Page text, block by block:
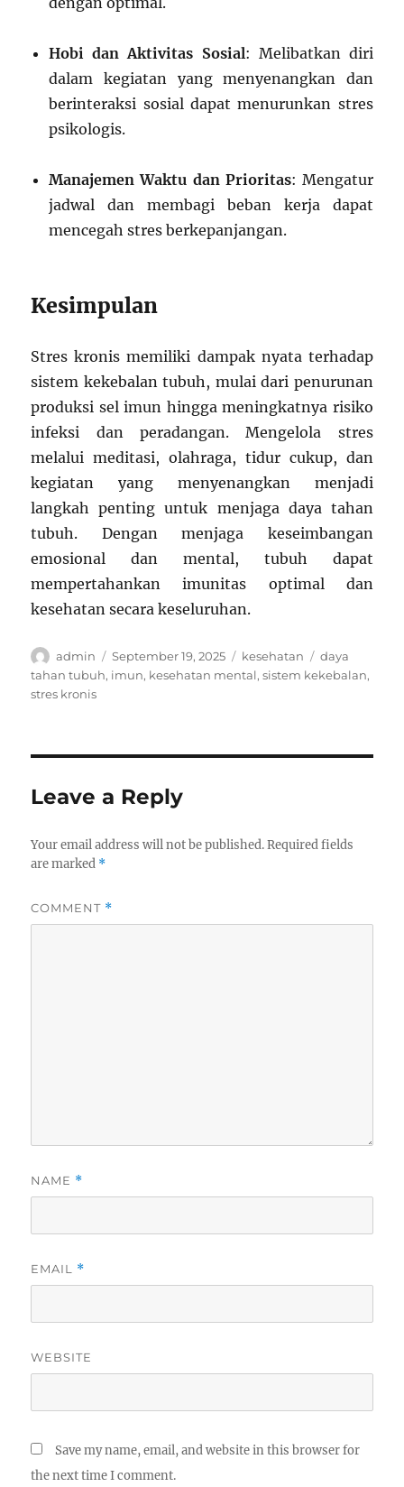
Hobi dan Aktivitas Sosial: Melibatkan diri
dalam kegiatan yang menyenangkan dan
berinteraksi sosial dapat menurunkan stres
psikologis.
Manajemen Waktu dan Prioritas: Mengatur
jadwal dan membagi beban kerja dapat
mencegah stres berkepanjangan.
Kesimpulan
Stres kronis memiliki dampak nyata terhadap
sistem kekebalan tubuh, mulai dari penurunan
produksi sel imun hingga meningkatnya risiko
infeksi dan peradangan. Mengelola stres
melalui meditasi, olahraga, tidur cukup, dan
kegiatan yang menyenangkan menjadi
langkah penting untuk menjaga daya tahan
tubuh. Dengan menjaga keseimbangan
emosional dan mental, tubuh dapat
mempertahankan imunitas optimal dan
kesehatan secara keseluruhan.
Author
admin
Posted
on
September 19, 2025 Categories
kesehatan Tags
daya
tahan tubuh, imun, kesehatan mental,sistem kekebalan,
stres kronis
Leave a Reply
Your email address will not be published. Required fields
are marked *
COMMENT *
NAME *
EMAIL *
WEBSITE
Save my name, email, and website in this browser for
the next time I comment.